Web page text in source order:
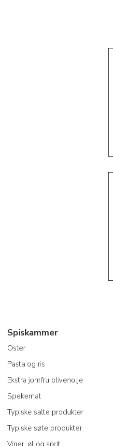
Spiskammer
Oster
Pasta og ris
Ekstra jomfru olivenolje
Spekemat
Typiske salte produkter
Typiske søte produkter
Viner, øl og sprit